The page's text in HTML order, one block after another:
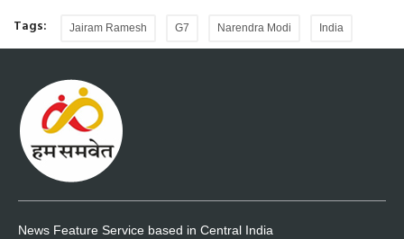
Tags: Jairam Ramesh G7 Narendra Modi India
News Feature Service based in Central India